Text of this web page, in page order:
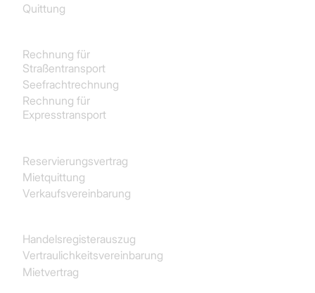
Quittung
Rechnung für
Straßentransport
Seefrachtrechnung
Rechnung für
Expresstransport
Reservierungsvertrag
Mietquittung
Verkaufsvereinbarung
Handelsregisterauszug
Vertraulichkeitsvereinbarung
Mietvertrag